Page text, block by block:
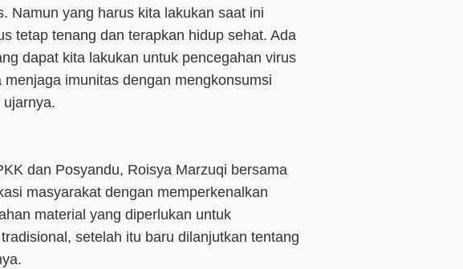
Namun yang harus kita lakukan saat ini
tetap tenang dan terapkan hidup sehat. Ada
dapat kita lakukan untuk pencegahan virus
menjaga imunitas dengan mengkonsumsi
ujarnya.
dan Posyandu, Roisya Marzuqi bersama
masyarakat dengan memperkenalkan
material yang diperlukan untuk
setelah itu baru dilanjutkan tentang